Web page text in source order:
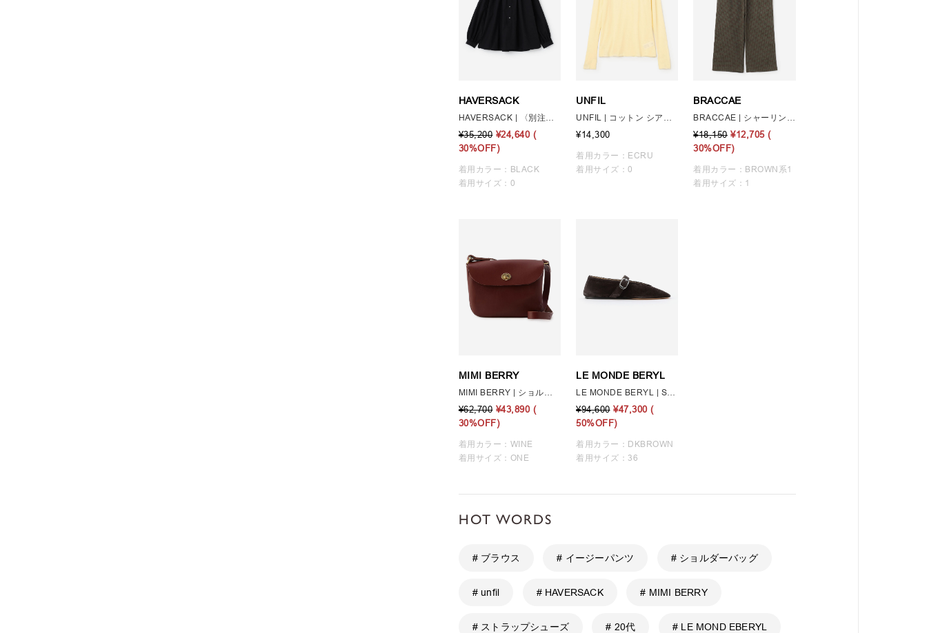
HAVERSACK
HAVERSACK | 〈別注〉 長袖 ギャザーネックシャツ WOMEN
¥35,200 ¥24,640 (
30%OFF)
着用カラー：BLACK
着用サイズ：0
UNFIL
UNFIL | コットン シアージャージー長袖Tシャツ WOMEN
¥14,300
着用カラー：ECRU
着用サイズ：0
BRACCAE
BRACCAE | シャーリング イージーパンツ WOMEN
¥18,150 ¥12,705 (
30%OFF)
着用カラー：BROWN系1
着用サイズ：1
MIMI BERRY
MIMI BERRY | ショルダーバッグ EVE WOMEN
¥62,700 ¥43,890 (
30%OFF)
着用カラー：WINE
着用サイズ：ONE
LE MONDE BERYL
LE MONDE BERYL | STELLA SLIPPER BROWN WOMEN
¥94,600 ¥47,300 (
50%OFF)
着用カラー：DKBROWN
着用サイズ：36
HOT WORDS
# ブラウス # イージーパンツ # ショルダーバッグ
# unfil # HAVERSACK # MIMI BERRY
# ストラップシューズ # 20代 # LE MOND EBERYL